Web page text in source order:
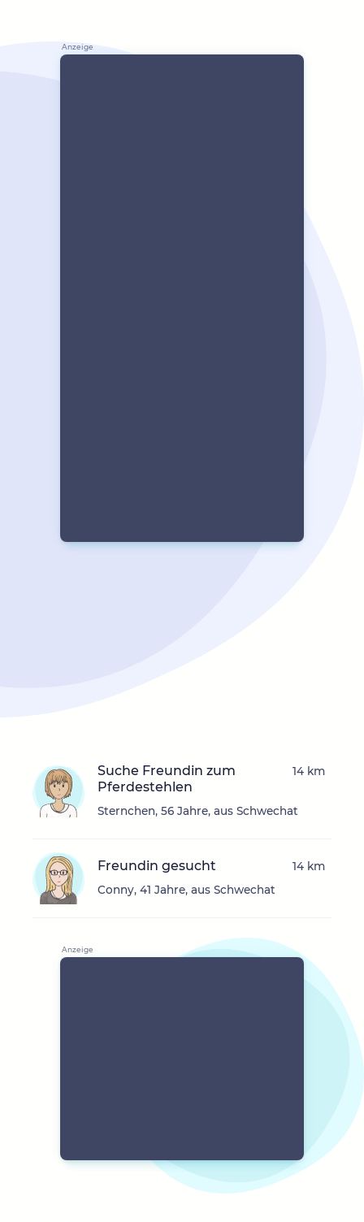
Suche Freundin zum
Pferdestehlen
Sternchen, 56 Jahre, aus Schwechat
14 km
Freundin gesucht
Conny, 41 Jahre, aus Schwechat
14 km